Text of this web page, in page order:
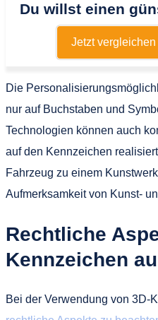
Du willst einen
Jetzt
Die
nur auf Buchstaben und
Technologien können auch
auf den Kennzeichen
Fahrzeug zu einem
Aufmerksamkeit von Kunst-
Rechtliche
Kennzeichen
Bei der Verwendung von 3D-